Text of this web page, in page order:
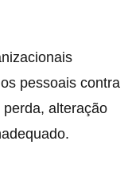
pessoais contra
alteração